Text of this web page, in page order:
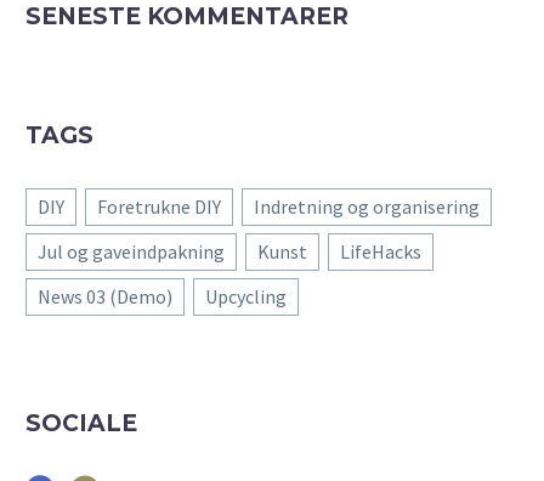
SENESTE KOMMENTARER
TAGS
DIY Foretrukne DIY
Indretning og organisering
Jul og gaveindpakning
Kunst
LifeHacks
News 03 (Demo)
Upcycling
SOCIALE